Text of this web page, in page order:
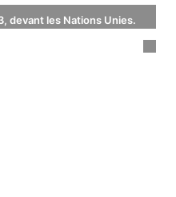
devant les Nations Unies.
des armes biologiques.